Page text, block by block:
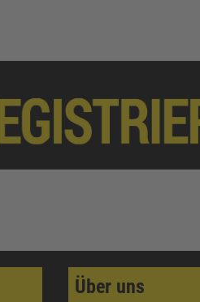
Über uns